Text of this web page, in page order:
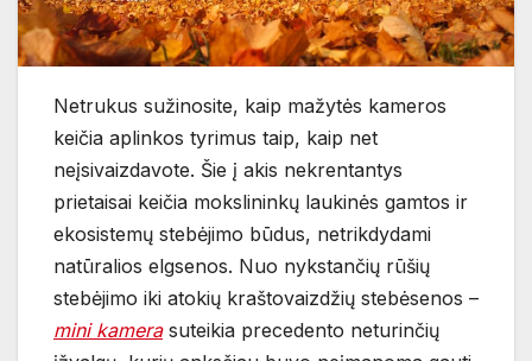
Netrukus sužinosite, kaip mažytės kameros
keičia aplinkos tyrimus taip, kaip net
neįsivaizdavote. Šie į akis nekrentantys
prietaisai keičia mokslininkų laukinės gamtos ir
ekosistemų stebėjimo būdus, netrikdydami
natūralios elgsenos. Nuo nykstančių rūšių
stebėjimo iki atokių kraštovaizdžių stebėsenos –
mini kamerasuteikia precedento neturinčių